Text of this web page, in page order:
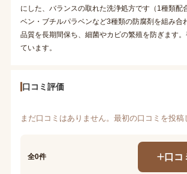
にした、バランスの取れた洗浄処方です（1種類配
ベン・ブチルパラベンなど3種類の防腐剤を組み合
品質を長期間保ち、細菌やカビの繁殖を防ぎます
ています。
口コミ評価
まだ口コミはありません。最初の口コミを投稿
全0件 口コ